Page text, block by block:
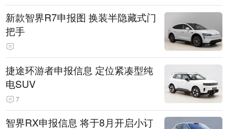
新款智界R7申报图 换装半隐藏式门
把手
捷途环游者申报信息 定位紧凑型纯
电SUV
7
智界RX申报信息 将于8月开启小订